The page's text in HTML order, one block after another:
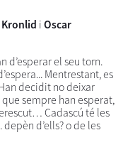
Kronlid i Oscar
d’esperar el seu torn.
Mentrestant, es
decidit no deixar
sempre han esperat,
Cadascú té les
d’ells? o de les